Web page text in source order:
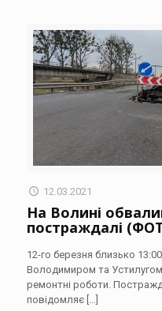
12.03.2021
На Волині
постраждалі
12-го березня близько
Володимиром та Устилугом
ремонтні роботи.
повідомляє[…]